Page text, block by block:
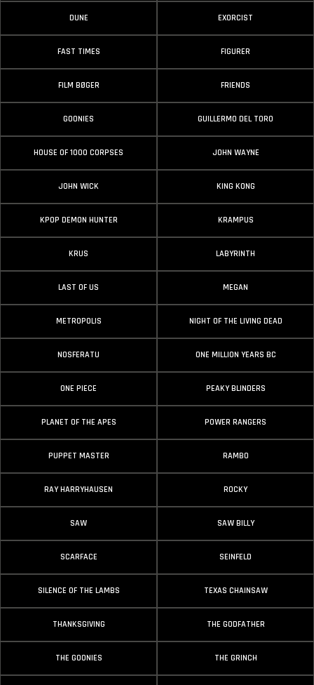
DUNE EXORCIST
FAST TIMES FIGURER
FILM BØGER FRIENDS
GOONIES GUILLERMO DEL TORO
HOUSE OF 1000 CORPSES JOHN WAYNE
JOHN WICK KING KONG
KPOP DEMON HUNTER KRAMPUS
KRUS LABYRINTH
LAST OF US MEGAN
METROPOLIS NIGHT OF THE LIVING DEAD
NOSFERATU ONE MILLION YEARS BC
ONE PIECE PEAKY BLINDERS
PLANET OF THE APES POWER RANGERS
PUPPET MASTER RAMBO
RAY HARRYHAUSEN ROCKY
SAW SAW BILLY
SCARFACE SEINFELD
SILENCE OF THE LAMBS TEXAS CHAINSAW
THANKSGIVING THE GODFATHER
THE GOONIES THE GRINCH